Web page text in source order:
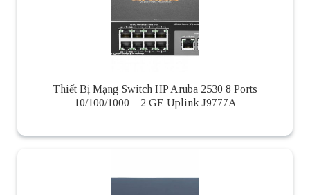
Thiết Bị Mạng Switch HP Aruba 2530 8 Ports
10/100/1000 – 2 GE Uplink J9777A